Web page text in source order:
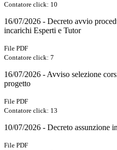
Contatore click: 10
16/07/2026 - Decreto avvio
incarichi Esperti e Tutor
File PDF
Contatore click: 7
16/07/2026 - Avviso selezione
progetto
File PDF
Contatore click: 13
10/07/2026 - Decreto assunzione
File PDF